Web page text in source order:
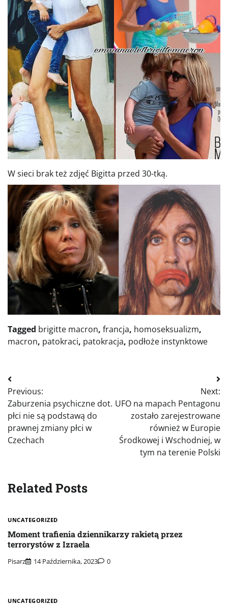
W sieci brak też zdjęć Bigitta przed 30-tką.
Tagged brigitte macron, francja, homoseksualizm,
macron, patokraci, patokracja, podłoże instynktowe
Nawigacja
wpisu
Previous:
Zaburzenia psychiczne dot.
płci nie są podstawą do
prawnej zmiany płci w
Czechach
Next:
UFO na mapach Pentagonu
zostało zarejestrowane
również w Europie
Środkowej i Wschodniej, w
tym na terenie Polski
Related Posts
UNCATEGORIZED
Moment trafienia dziennikarzy rakietą przez
terrorystów z Izraela
Pisarz 14 Października, 2023 0
UNCATEGORIZED